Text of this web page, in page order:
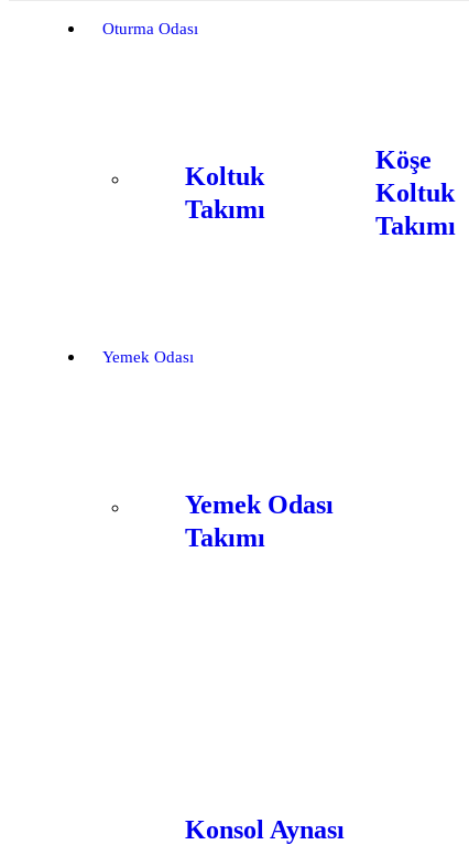
Oturma Odası
Koltuk
Takımı
Köşe
Koltuk
Takımı
Yemek Odası
Yemek Odası
Takımı
Konsol Aynası